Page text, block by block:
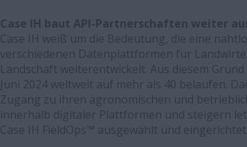
Case IH baut API-Partnerschaften weiter
Case IH weiß um die Bedeutung, die eine
verschiedenen Datenplattformen für
Landschaft weiterentwickelt. Aus diesem
Juni 2024 weltweit auf mehr als 40 belaufen.
Zugang zu ihren agronomischen und
innerhalb digitaler Plattformen und steigern
Case IH FieldOps™ ausgewählt und eingerichtet